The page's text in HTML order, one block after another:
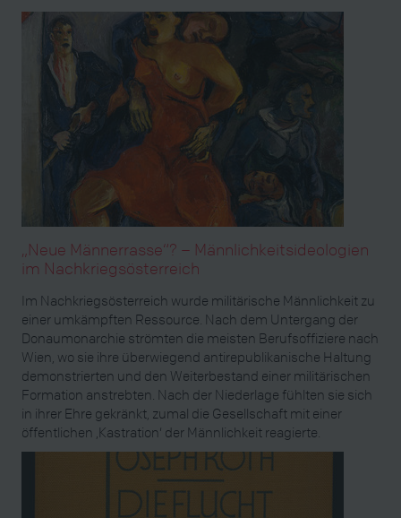
„Neue Männerrasse“? – Männlichkeitsideologien
im Nachkriegsösterreich
Im Nachkriegsösterreich wurde militärische Männlichkeit zu
einer umkämpften Ressource. Nach dem Untergang der
Donaumonarchie strömten die meisten Berufsoffiziere nach
Wien, wo sie ihre überwiegend antirepublikanische Haltung
demonstrierten und den Weiterbestand einer militärischen
Formation anstrebten. Nach der Niederlage fühlten sie sich
in ihrer Ehre gekränkt, zumal die Gesellschaft mit einer
öffentlichen ‚Kastration‘ der Männlichkeit reagierte.